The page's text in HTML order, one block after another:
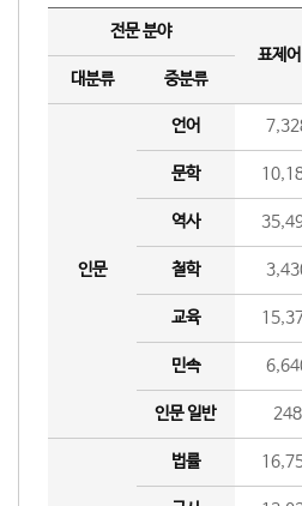
전문 분야
표제
대분류
중분류
인문
언어
문학
역사
철학
교육
민속
인문 일반 248
법률